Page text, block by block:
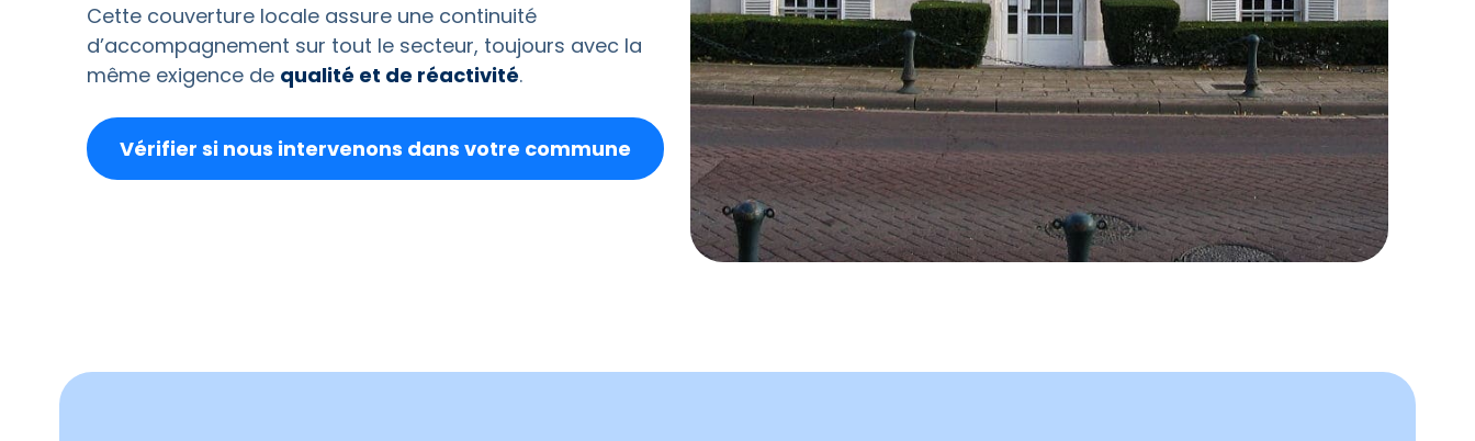
Cette couverture locale assure une continuité
d’accompagnement sur tout le secteur, toujours avec la
même exigence de qualité et de réactivité.
Vérifier si nous intervenons dans votre commune